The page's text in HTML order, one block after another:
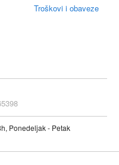
Troškovi i obaveze
Ponedeljak - Petak